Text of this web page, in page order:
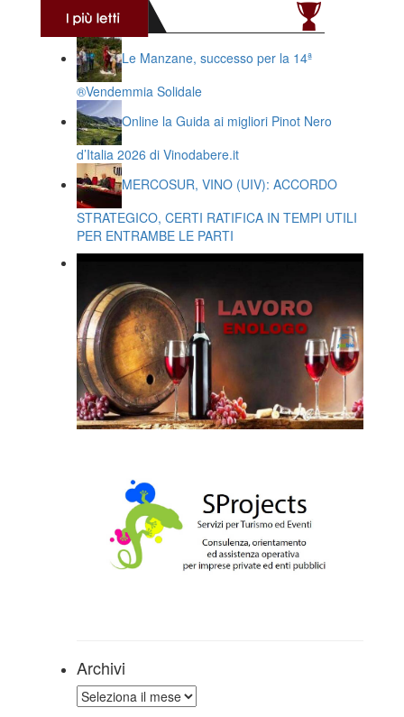
Le Manzane, successo per la 14ª
®️Vendemmia Solidale
Online la Guida ai migliori Pinot Nero
d’Italia 2026 di Vinodabere.it
MERCOSUR, VINO (UIV): ACCORDO
STRATEGICO, CERTI RATIFICA IN TEMPI UTILI
PER ENTRAMBE LE PARTI
Archivi
Archivi